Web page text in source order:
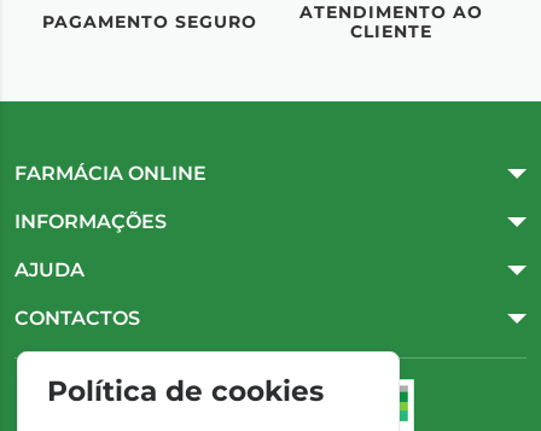
PAGAMENTO SEGURO
ATENDIMENTO AO
CLIENTE
FARMÁCIA ONLINE
INFORMAÇÕES
AJUDA
CONTACTOS
Política de cookies